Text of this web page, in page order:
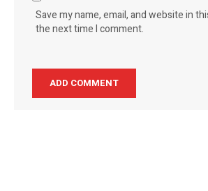
Save my name, email, and website in
the next time I comment.